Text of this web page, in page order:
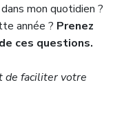
mon quotidien ?
année ? Prenez
ces questions.
de faciliter votre